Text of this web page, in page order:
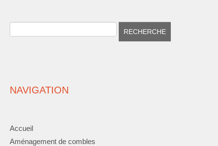
NAVIGATION
Accueil
Aménagement de combles